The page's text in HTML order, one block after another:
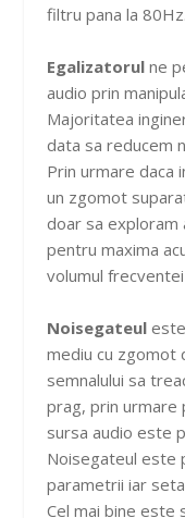
filtru pana la 80Hz.
Egalizatorul ne
audio prin
Majoritatea
data sa reducem
Prin urmare daca
un zgomot
doar sa exploram
pentru maxima
volumul
Noisegateul
mediu cu zgomot
semnalului sa
prag, prin urmare
sursa audio este
Noisegateul este
parametrii iar
Cel mai bine este